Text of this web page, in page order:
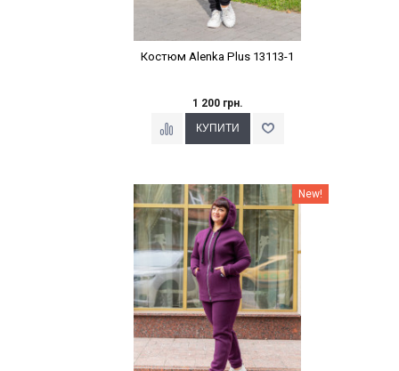
Костюм Alenka Plus 13113-1
1 200 грн.
Наклейки Варіант з % New!